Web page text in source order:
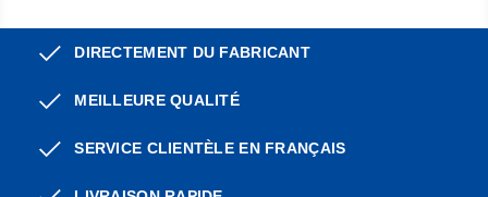
DIRECTEMENT DU FABRICANT
MEILLEURE QUALITÉ
SERVICE CLIENTÈLE EN FRANÇAIS